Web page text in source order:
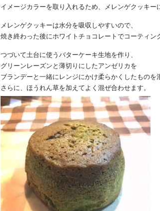
イメージカラーを取り入れるため、メレンゲクッキー
メレンゲクッキーは水分を吸収しやすいので、
焼き終わった後にホワイトチョコレートでコーティン
つづいて土台に使うバターケーキ生地を作り、
グリーンレーズンと薄切りにしたアンゼリカを
ブランデーと一緒にレンジにかけ柔らかくしたものを
さらに、ほうれん草を加えてよく混ぜ合わせます。